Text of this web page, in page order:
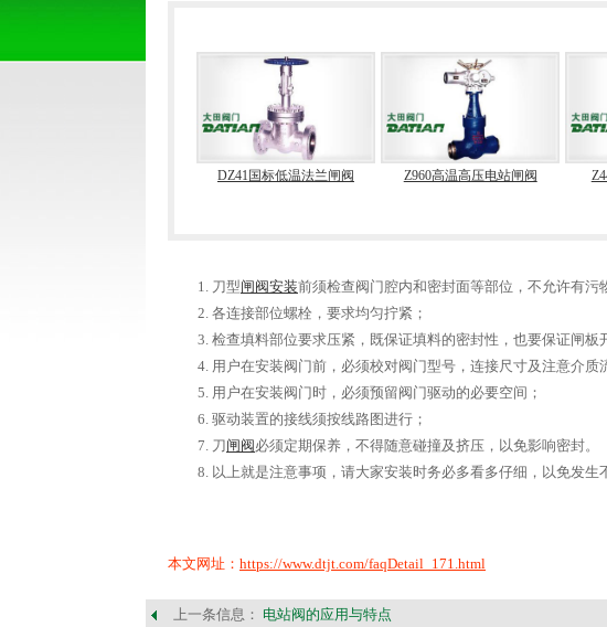
DZ41国标低温法兰闸阀 Z960高温高压电站闸阀
刀型闸阀安装前须检查阀门腔内和密封面等部位，不允许有污
各连接部位螺栓，要求均匀拧紧；
检查填料部位要求压紧，既保证填料的密封性，也要保证闸板
用户在安装阀门前，必须校对阀门型号，连接尺寸及注意介质
用户在安装阀门时，必须预留阀门驱动的必要空间；
驱动装置的接线须按线路图进行；
刀闸阀必须定期保养，不得随意碰撞及挤压，以免影响密封。
以上就是注意事项，请大家安装时务必多看多仔细，以免发生
本文网址： https://www.dtjt.com/faqDetail_171.html
上一条信息： 电站阀的应用与特点